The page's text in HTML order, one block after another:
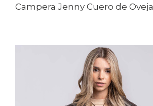
Campera Jenny Cuero de Oveja